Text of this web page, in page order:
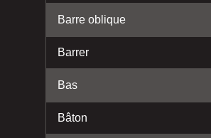
Barre oblique
Barrer
Bas
Bâton